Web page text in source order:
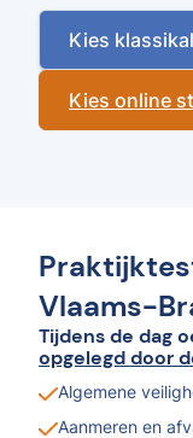
Kies
Kies online
Vlaams-
Tijdens de dag
opgelegd door
Algemene
Aanmeren en